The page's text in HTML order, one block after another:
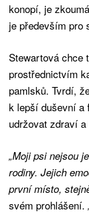
konopí, je
je především pro
Stewartová chce
prostřednictvím
pamlsků. Tvrdí,
k lepší duševní a
udržovat zdraví
„Moji psi nejsou
rodiny. Jejich
první místo,
svém prohlášení.